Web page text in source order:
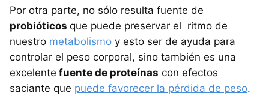
Por otra parte, no sólo resulta fuente de
probióticos que puede preservar el ritmo de
nuestro metabolismo y esto ser de ayuda para
controlar el peso corporal, sino también es una
excelente fuente de proteínas con efectos
saciante que puede favorecer la pérdida de peso.